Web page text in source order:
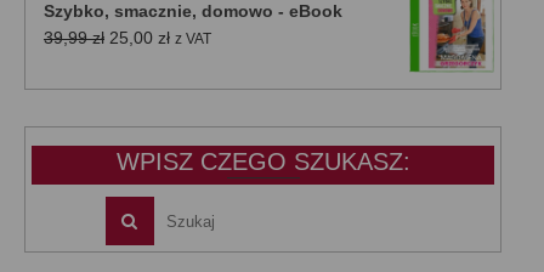
39,99 zł.25,00 zł.
Szybko, smacznie, domowo - eBook
39,99zł Pierwotna
wynosiła:
25,00 złAktualna
wynosi:
z VAT
WPISZ CZEGO SZUKASZ: